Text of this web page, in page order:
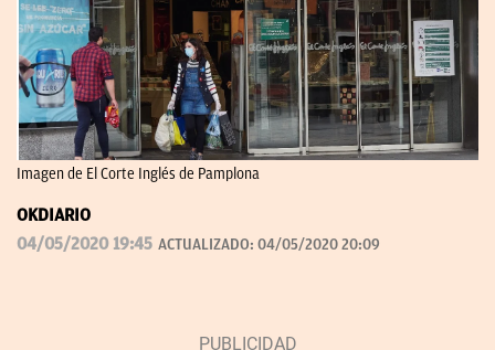
Imagen de El Corte Inglés de Pamplona
OKDIARIO
04/05/2020 19:45 ACTUALIZADO: 04/05/2020 20:09